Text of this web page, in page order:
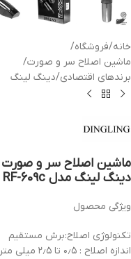
خانه/فروشگاه/
ماشین اصلاح سر و صورت/
برندهای اقتصادی/دینگ لینگ
ماشین اصلاح سر و صورت
دینگ لینگ مدل RF-609c
ویژگی محصول
تکنولوژی اصلاح:برش مستقیم
اندازه اصلاح : ۰٫۵ تا ۲٫۵ میلی متر